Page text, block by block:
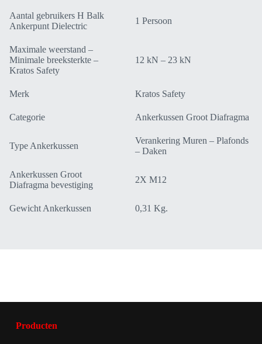
Aantal gebruikers H Balk
Ankerpunt Dielectric
1 Persoon
Maximale weerstand –
Minimale breeksterkte –
Kratos Safety
12 kN – 23 kN
Merk Kratos Safety
Categorie Ankerkussen Groot Diafragma
Type Ankerkussen
Verankering Muren – Plafonds
– Daken
Ankerkussen Groot
Diafragma bevestiging
2X M12
Gewicht Ankerkussen 0,31 Kg.
Producten